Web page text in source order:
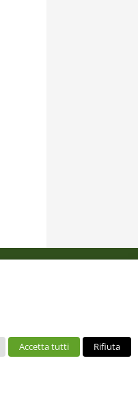
essere
Agrumi
Accetta tutti Rifiuta